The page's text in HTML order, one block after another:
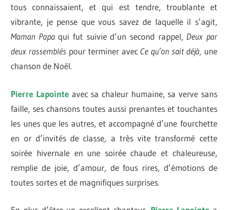
tous connaissaient, et qui est tendre, troublante et
vibrante, je pense que vous savez de laquelle il s’agit,
Maman Papaqui fut suivie d’un second rappel, Deux par
deux rassemblés pour terminer avec Ce qu’on sait déjà, une
chanson de Noël.
Pierre Lapointeavec sa chaleur humaine, sa verve sans
faille, ses chansons toutes aussi prenantes et touchantes
les unes que les autres, et accompagné d’une fourchette
en or d’invités de classe, a très vite transformé cette
soirée hivernale en une soirée chaude et chaleureuse,
remplie de joie, d’amour, de fous rires, d’émotions de
toutes sortes et de magnifiques surprises.